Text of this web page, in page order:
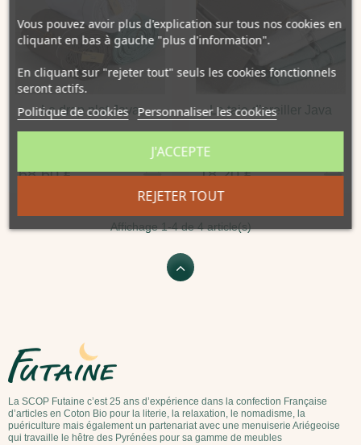
Le drap plat Java
68,60 €
La taie d’oreiller Java
26,00 €
18,20 €
Affichage 1-4 de 4 article(s)
La SCOP Futaine c’est 25 ans d’expérience dans la confection Française
d’articles en Coton Bio pour la literie, la relaxation, le nomadisme, la
puériculture mais également un partenariat avec une menuiserie Ariégeoise
qui travaille le hêtre des Pyrénées pour sa gamme de meubles
Vous pouvez avoir plus d'explication sur tous nos cookies en
cliquant en bas à gauche "plus d'information".
En cliquant sur "rejeter tout" seuls les cookies fonctionnels
seront actifs.
Politique de cookies Personnaliser les cookies
REJETER TOUT
J'ACCEPTE